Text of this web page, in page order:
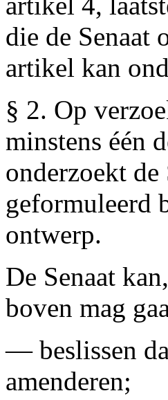
die de Senaat
artikel kan
§ 2. Op
minstens één
onderzoekt
geformuleerd
ontwerp.
De Senaat
boven mag
— beslissen
amenderen;